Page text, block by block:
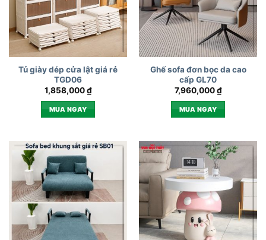
Tủ giày dép cửa lật giá rẻ
TGD06
1,858,000₫
MUA NGAY
Ghế sofa đơn bọc da cao
cấp GL70
7,960,000₫
MUA NGAY